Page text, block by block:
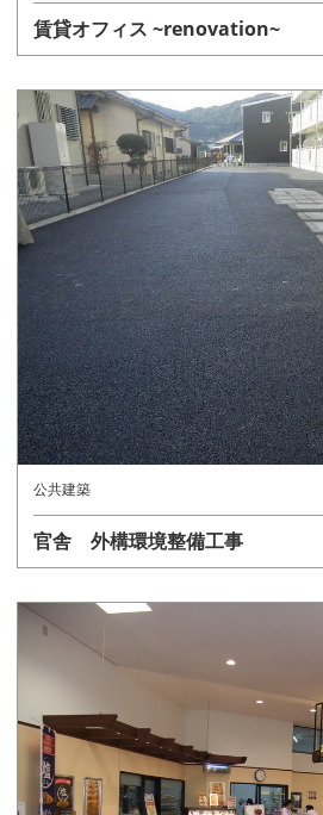
賃貸オフィス ~renovation~
公共建築
官舎 外構環境整備工事
詳しく見る
詳しく見る